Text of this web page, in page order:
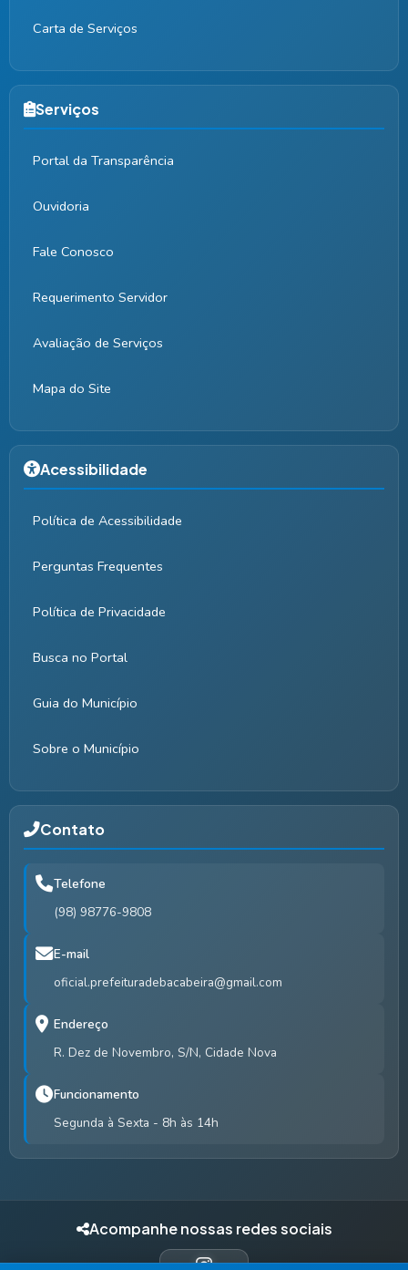
Carta de Serviços
Serviços
Portal da Transparência
Ouvidoria
Fale Conosco
Requerimento Servidor
Avaliação de Serviços
Mapa do Site
Acessibilidade
Política de Acessibilidade
Perguntas Frequentes
Política de Privacidade
Busca no Portal
Guia do Município
Sobre o Município
Contato
Telefone
(98) 98776-9808
E-mail
oficial.prefeituradebacabeira@gmail.com
Endereço
R. Dez de Novembro, S/N, Cidade Nova
Funcionamento
Segunda à Sexta - 8h às 14h
Acompanhe nossas redes sociais